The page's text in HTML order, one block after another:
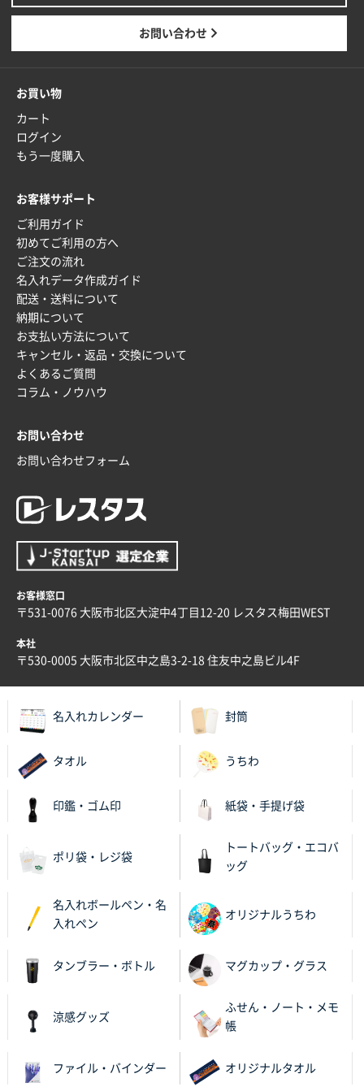
青森県K社様
ワンポイントポリ袋 A4サイズ 1000枚
2025年12月22日 03:31
神奈川県S社様
ワンポイント箔押し紙袋 M横サイズ(A4対応)
枚
2025年12月16日 10:39
短納期対応が素晴らしい
富山県O社様
uni ジェットストリーム 07
2025年12月09日 14:04
安い、早い
埼玉県G社様
ラミネート紙袋 規格L4サイズ(B4対応)
値段が安かった。
兵庫県のお客様
スタンダードメモ100P
ロゴが入れられること
ECOワンポイントポリ袋 A4サイズ（白）1000枚
A4箔押し名入れクリアファイル
300枚
以前発注しているので、データが残っている点が良か
ったので
栃木県M社様
ビオトープデスクメモ100P100枚
前回同様、安心できるから
uni ジェットストリーム 05300枚
何度か注文していて、満足していたから
のしメモ100P800枚
お問い合わせ
お買い物
カート
ログイン
もう一度購入
お客様サポート
ご利用ガイド
初めてご利用の方へ
ご注文の流れ
名入れデータ作成ガイド
配送・送料について
納期について
お支払い方法について
キャンセル・返品・交換について
よくあるご質問
コラム・ノウハウ
お問い合わせ
お問い合わせフォーム
お客様窓口
〒531-0076 大阪市北区大淀中4丁目12-20 レスタス梅田WEST
本社
〒530-0005 大阪市北区中之島3-2-18 住友中之島ビル4F
名入れカレンダー 封筒
タオル うちわ
印鑑・ゴム印 紙袋・手提げ袋
ポリ袋・レジ袋
トートバッグ・エコバ
ッグ
名入れボールペン・名
入れペン
オリジナルうちわ
タンブラー・ボトル マグカップ・グラス
涼感グッズ
ふせん・ノート・メモ
帳
ファイル・バインダー オリジナルタオル